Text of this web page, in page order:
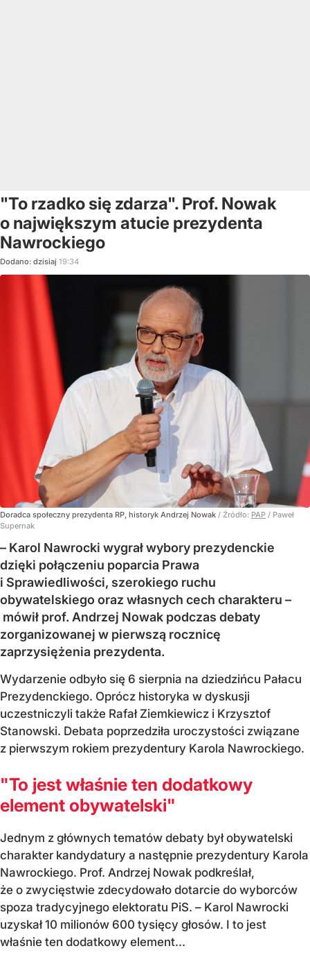
"To rzadko się zdarza". Prof. Nowak
o największym atucie prezydenta
Nawrockiego
Dodano: dzisiaj 19:34
Doradca społeczny prezydenta RP, historyk Andrzej Nowak / Źródło: PAP / Paweł
Supernak
– Karol Nawrocki wygrał wybory prezydenckie
dzięki połączeniu poparcia Prawa
i Sprawiedliwości, szerokiego ruchu
obywatelskiego oraz własnych cech charakteru –
mówił prof. Andrzej Nowak podczas debaty
zorganizowanej w pierwszą rocznicę
zaprzysiężenia prezydenta.
Wydarzenie odbyło się 6 sierpnia na dziedzińcu Pałacu
Prezydenckiego. Oprócz historyka w dyskusji
uczestniczyli także Rafał Ziemkiewicz i Krzysztof
Stanowski. Debata poprzedziła uroczystości związane
z pierwszym rokiem prezydentury Karola Nawrockiego.
"To jest właśnie ten dodatkowy
element obywatelski"
Jednym z głównych tematów debaty był obywatelski
charakter kandydatury a następnie prezydentury Karola
Nawrockiego. Prof. Andrzej Nowak podkreślał,
że o zwycięstwie zdecydowało dotarcie do wyborców
spoza tradycyjnego elektoratu PiS. – Karol Nawrocki
uzyskał 10 milionów 600 tysięcy głosów. I to jest
właśnie ten dodatkowy element...